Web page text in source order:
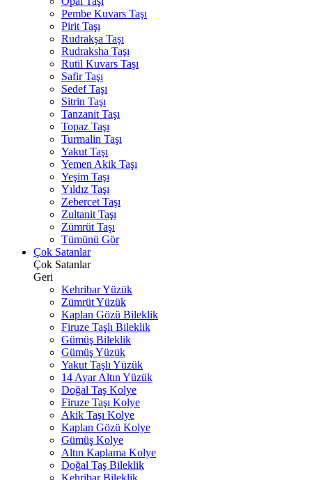
Pembe Kuvars Taşı
Pirit Taşı
Rudrakşa Taşı
Rudraksha Taşı
Rutil Kuvars Taşı
Safir Taşı
Sedef Taşı
Sitrin Taşı
Tanzanit Taşı
Topaz Taşı
Turmalin Taşı
Yakut Taşı
Yemen Akik Taşı
Yeşim Taşı
Yıldız Taşı
Zebercet Taşı
Zultanit Taşı
Zümrüt Taşı
Tümünü Gör
Çok Satanlar
Çok Satanlar
Geri
Kehribar Yüzük
Zümrüt Yüzük
Kaplan Gözü Bileklik
Firuze Taşlı Bileklik
Gümüş Bileklik
Gümüş Yüzük
Yakut Taşlı Yüzük
14 Ayar Altın Yüzük
Doğal Taş Kolye
Firuze Taşı Kolye
Akik Taşı Kolye
Kaplan Gözü Kolye
Gümüş Kolye
Altın Kaplama Kolye
Doğal Taş Bileklik
Kehribar Bileklik